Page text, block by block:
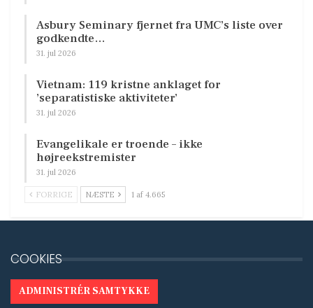
Asbury Seminary fjernet fra UMC’s liste over
godkendte…
31. jul 2026
Vietnam: 119 kristne anklaget for
’separatistiske aktiviteter’
31. jul 2026
Evangelikale er troende – ikke
højreekstremister
31. jul 2026
FORRIGE NÆSTE 1 af 4.665
COOKIES
ADMINISTRÉR SAMTYKKE